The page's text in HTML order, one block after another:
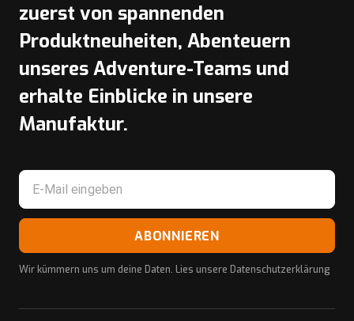
zuerst von spannenden
Produktneuheiten, Abenteuern
unseres Adventure-Teams und
erhalte Einblicke in unsere
Manufaktur.
ABONNIEREN
Wir kümmern uns um deine Daten. Lies unsere Datenschutzerklärung